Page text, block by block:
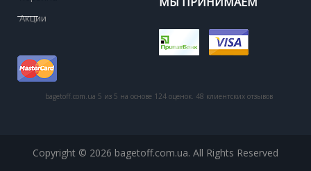
Акции
bagetoff.com.ua 5 из 5 на основе 124 оценок. 48 клиентских отзывов
Copyright © 2026 bagetoff.com.ua. All Rights Reserved